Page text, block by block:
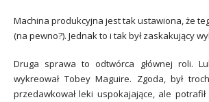
Machina produkcyjna jest tak ustawiona, że
(na pewno?). Jednak to i tak był zaskakujący
Druga sprawa to odtwórca głównej roli.
wykreował Tobey Maguire. Zgoda, był
przedawkował leki uspokajające, ale